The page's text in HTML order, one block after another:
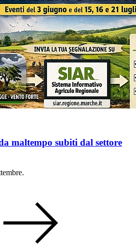
maltempo subiti dal settore